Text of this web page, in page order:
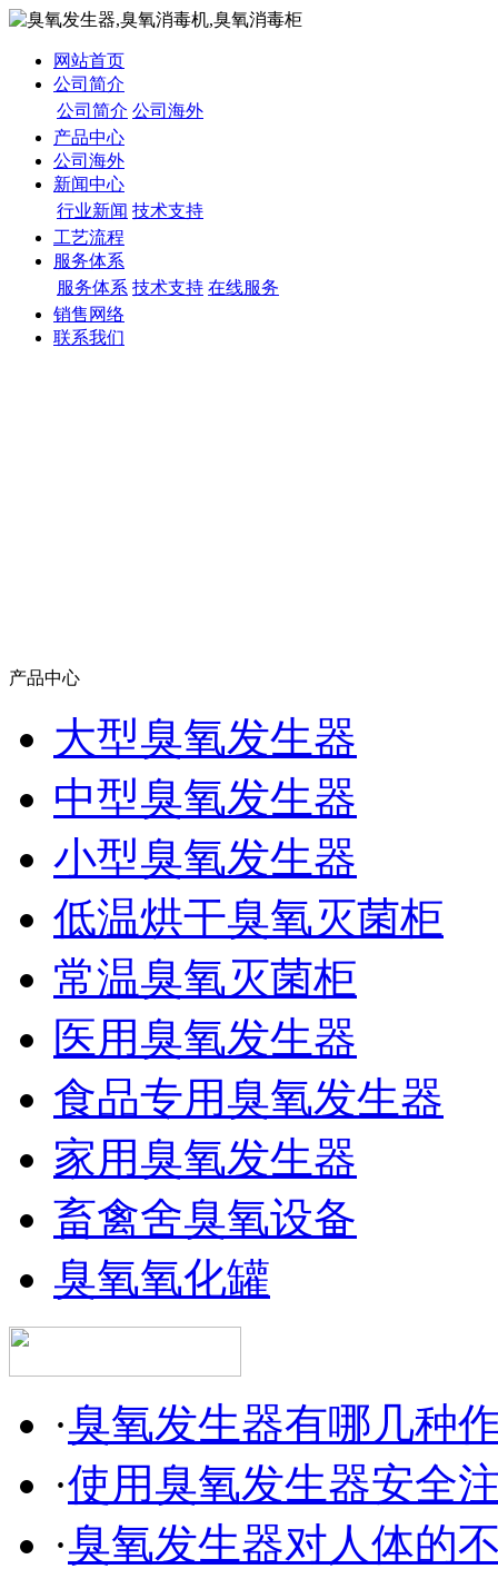
网站首页
公司简介
公司简介 公司海外
产品中心
公司海外
新闻中心
行业新闻 技术支持
工艺流程
服务体系
服务体系 技术支持 在线服务
销售网络
联系我们
产品中心
大型臭氧发生器
中型臭氧发生器
小型臭氧发生器
低温烘干臭氧灭菌柜
常温臭氧灭菌柜
医用臭氧发生器
食品专用臭氧发生器
家用臭氧发生器
畜禽舍臭氧设备
臭氧氧化罐
·臭氧发生器有哪几种
·使用臭氧发生器安全
·臭氧发生器对人体的